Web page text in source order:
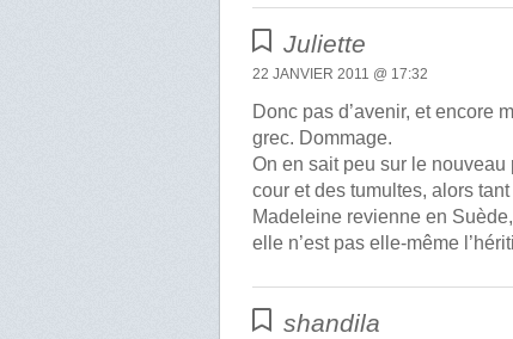
Juliette
22 JANVIER 2011 @ 17:32
Donc pas d’avenir, et encore
grec. Dommage.
On en sait peu sur le
cour et des tumultes, alors
Madeleine revienne en
elle n’est pas elle-même
shandila